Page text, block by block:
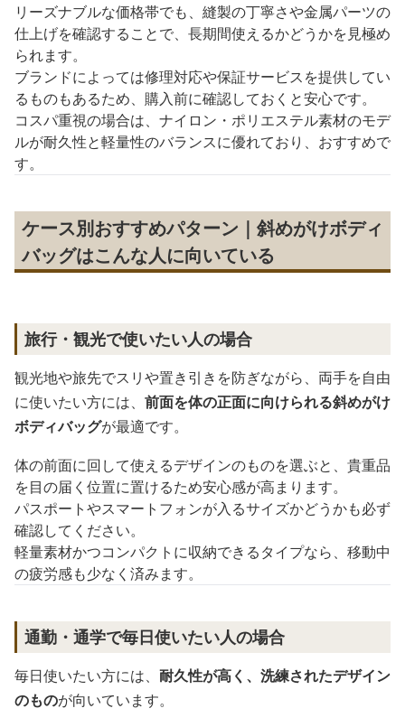
リーズナブルな価格帯でも、縫製の丁寧さや金属パーツの
仕上げを確認することで、長期間使えるかどうかを見極め
られます。
ブランドによっては修理対応や保証サービスを提供してい
るものもあるため、購入前に確認しておくと安心です。
コスパ重視の場合は、ナイロン・ポリエステル素材のモデ
ルが耐久性と軽量性のバランスに優れており、おすすめで
す。
ケース別おすすめパターン｜斜めがけボディ
バッグはこんな人に向いている
旅行・観光で使いたい人の場合
観光地や旅先でスリや置き引きを防ぎながら、両手を自由
に使いたい方には、 前面を体の正面に向けられる斜めがけ
ボディバッグが最適です。
体の前面に回して使えるデザインのものを選ぶと、貴重品
を目の届く位置に置けるため安心感が高まります。
パスポートやスマートフォンが入るサイズかどうかも必ず
確認してください。
軽量素材かつコンパクトに収納できるタイプなら、移動中
の疲労感も少なく済みます。
通勤・通学で毎日使いたい人の場合
毎日使いたい方には、 耐久性が高く、洗練されたデザイン
のものが向いています。